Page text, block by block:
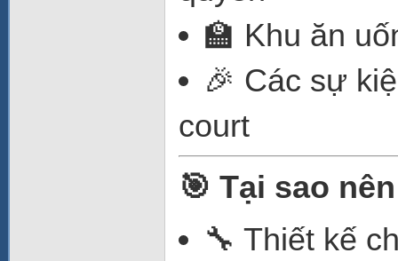
🏫 Khu ăn
🎉 Các sự
court
🎯 Tại sao
🔧 Thiết kế